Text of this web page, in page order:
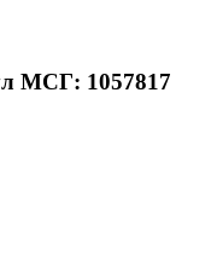
МСГ: 1057817